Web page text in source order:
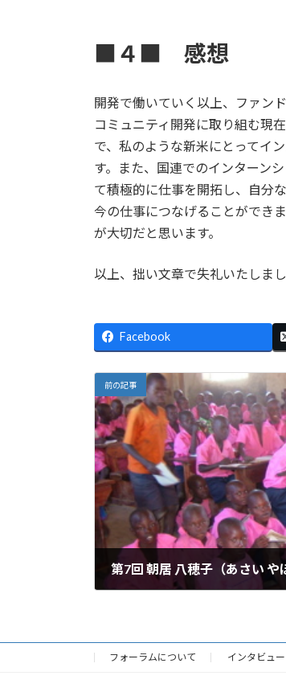
■４■ 感想
開発で働いていく以上、ファン
コミュニティ開発に取り組む現
で、私のような新米にとってイ
す。また、国連でのインターン
て積極的に仕事を開拓し、自分
今の仕事につなげることができ
が大切だと思います。
以上、拙い文章で失礼いたしま
Facebook
前の記事
第7回 朝居 八穂子（あさい や
フォーラムについて インタビュ